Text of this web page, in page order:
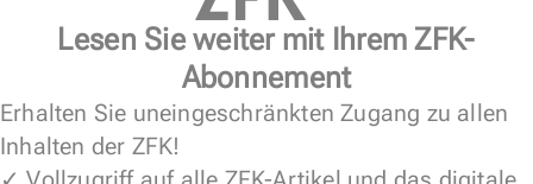
Lesen Sie weiter mit Ihrem ZFK-
Abonnement
Erhalten Sie uneingeschränkten Zugang zu allen
Inhalten der ZFK!